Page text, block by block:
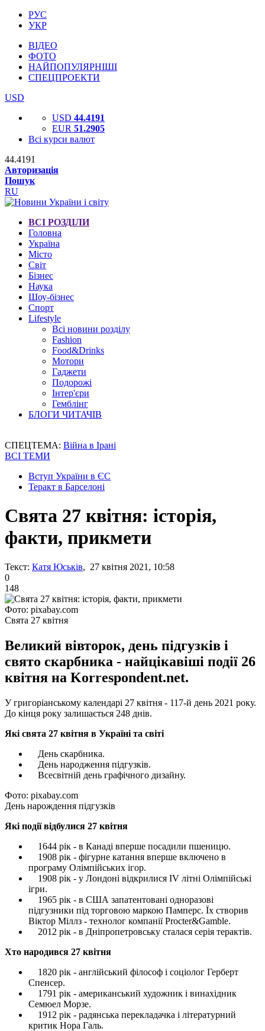
РУС
УКР
ВІДЕО
ФОТО
НАЙПОПУЛЯРНІШІ
СПЕЦПРОЕКТИ
USD
USD 44.4191
EUR 51.2905
Всі курси валют
44.4191
Авторизація
Пошук
RU
ВСІ РОЗДІЛИ
Головна
Україна
Місто
Світ
Бізнес
Наука
Шоу-бізнес
Спорт
Lifestyle
Всі новини розділу
Fashion
Food&Drinks
Мотори
Гаджети
Подорожі
Інтер'єри
Гемблінг
БЛОГИ ЧИТАЧІВ
СПЕЦТЕМА: Війна в Ірані
ВСІ ТЕМИ
Вступ України в ЄС
Теракт в Барселоні
Свята 27 квітня: історія,
факти, прикмети
Текст: Катя Юськів, 27 квітня 2021, 10:58
0
148
Фото: pixabay.com
Свята 27 квітня
Великий вівторок, день підгузків і
свято скарбника - найцікавіші події 26
квітня на Korrespondent.net.
У григоріанському календарі 27 квітня - 117-й день 2021 року.
До кінця року залишається 248 днів.
Які свята 27 квітня в Україні та світі
День скарбника.
День народження підгузків.
Всесвітній день графічного дизайну.
Фото: pixabay.com
День нарождення підгузків
Які події відбулися 27 квітня
1644 рік - в Канаді вперше посадили пшеницю.
1908 рік - фігурне катання вперше включено в
програму Олімпійських ігор.
1908 рік - у Лондоні відкрилися IV літні Олімпійські
ігри.
1965 рік - в США запатентовані одноразові
підгузники під торговою маркою Памперс. Їх створив
Віктор Міллз - технолог компанії Procter&Gamble.
2012 рік - в Дніпропетровську сталася серія терактів.
Хто народився 27 квітня
1820 рік - англійський філософ і соціолог Герберт
Спенсер.
1791 рік - американський художник і винахідник
Семюел Морзе.
1912 рік - радянська перекладачка і літературний
критик Нора Галь.